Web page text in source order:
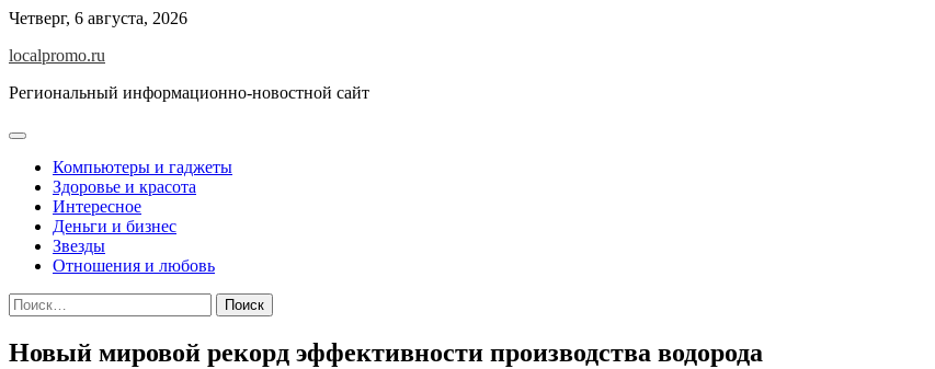
Перейти
содержимому
Четверг, 6 августа, 2026
localpromo.ru
Региональный информационно-новостной сайт
Компьютеры и гаджеты
Здоровье и красота
Интересное
Деньги и бизнес
Звезды
Отношения и любовь
Найти:
Новый мировой рекорд эффективности производства водорода